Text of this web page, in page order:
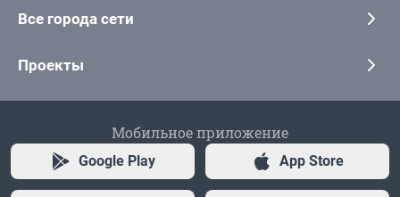
Все города сети
Проекты
Мобильное приложение
Google Play App Store